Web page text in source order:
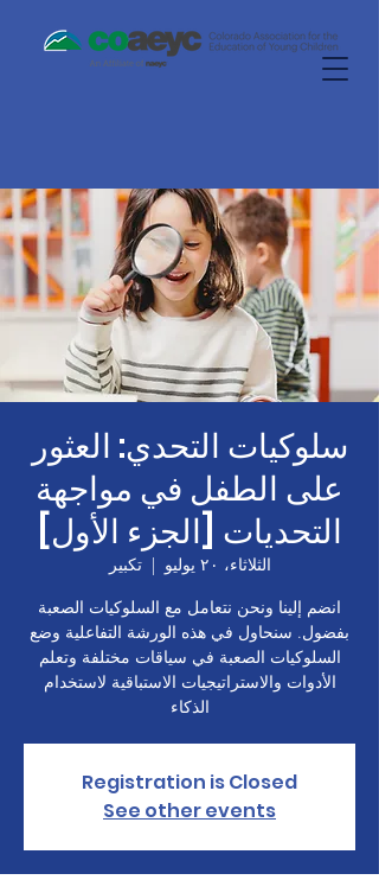
سلوكيات التحدي: العثور
على الطفل في مواجهة
التحديات [الجزء الأول]
الثلاثاء، ٢٠ يوليو
  |
تكبير
انضم إلينا ونحن نتعامل مع السلوكيات الصعبة
بفضول. سنحاول في هذه الورشة التفاعلية وضع
السلوكيات الصعبة في سياقات مختلفة وتعلم
الأدوات والاستراتيجيات الاستباقية لاستخدام
الذكاء
Registration is Closed
See other events